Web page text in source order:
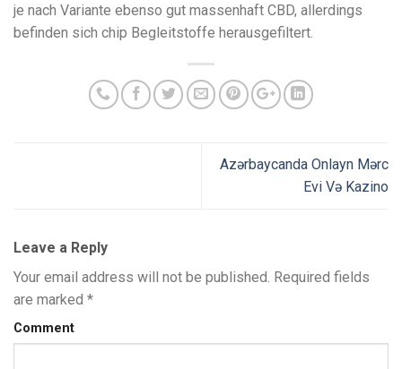
je nach Variante ebenso gut massenhaft CBD, allerdings
befinden sich chip Begleitstoffe herausgefiltert.
Azərbaycanda Onlayn Mərc
Evi Və Kazino
Leave a Reply
Your email address will not be published. Required fields
are marked *
Comment